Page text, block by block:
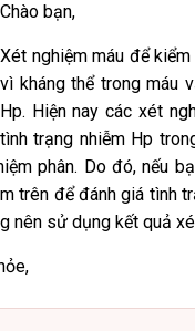
Chào bạn,
Xét nghiệm máu để
vì kháng thể trong máu
Hp. Hiện nay các xét
tình trạng nhiễm Hp
phân. Do đó, nếu
trên để đánh giá tình
nên sử dụng kết quả